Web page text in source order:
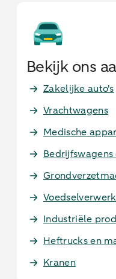
Bekijk ons
Zakelijke auto's
Vrachtwagens
Medische
Industriële
Heftrucks en
Kranen